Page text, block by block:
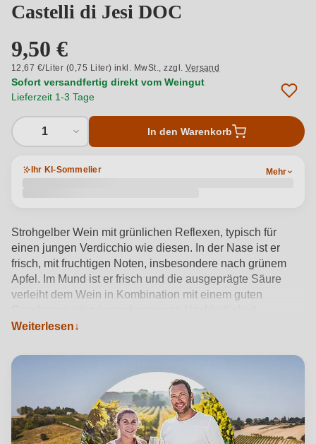
Castelli di Jesi DOC
9,50 €
12,67 €/Liter (0,75 Liter) inkl. MwSt.,zzgl.Versand
Sofort versandfertig direkt vom Weingut
Lieferzeit 1-3 Tage
1 In den Warenkorb
Ihr KI-Sommelier Mehr
Strohgelber Wein mit grünlichen Reflexen, typisch für
einen jungen Verdicchio wie diesen. In der Nase ist er
frisch, mit fruchtigen Noten, insbesondere nach grünem
Apfel. Im Mund ist er frisch und die ausgeprägte Säure
verleiht dem Wein in Kombination mit einem guten
Produktdetails anzeigen →
Weiterlesen